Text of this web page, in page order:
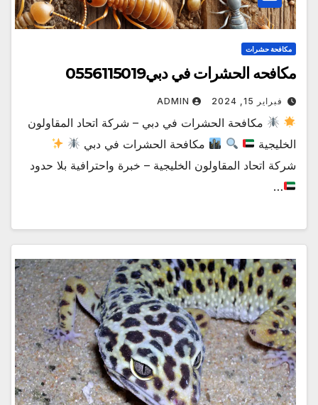
مكافحة حشرات
مكافحه الحشرات في دبي0556115019
فبراير 15, 2024 ADMIN
مكافحة الحشرات في دبي – شركة اتحاد المقاولون
الخليجية
مكافحة الحشرات في دبي
شركة اتحاد المقاولون الخليجية – خبرة واحترافية بلا حدود
…